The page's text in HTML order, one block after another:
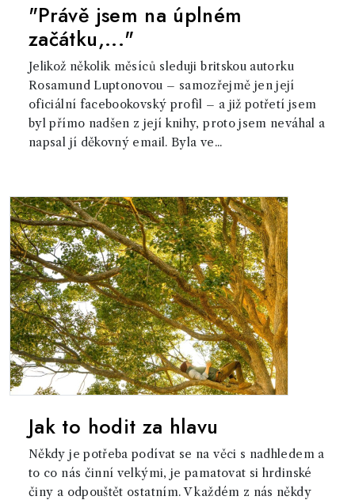
"Právě jsem na úplném
začátku,..."
Jelikož několik měsíců sleduji britskou autorku
Rosamund Luptonovou – samozřejmě jen její
oficiální facebookovský profil – a již potřetí jsem
byl přímo nadšen z její knihy, proto jsem neváhal a
napsal jí děkovný email. Byla ve...
Jak to hodit za hlavu
Někdy je potřeba podívat se na věci s nadhledem a
to co nás činní velkými, je pamatovat si hrdinské
činy a odpouštět ostatním. V každém z nás někdy